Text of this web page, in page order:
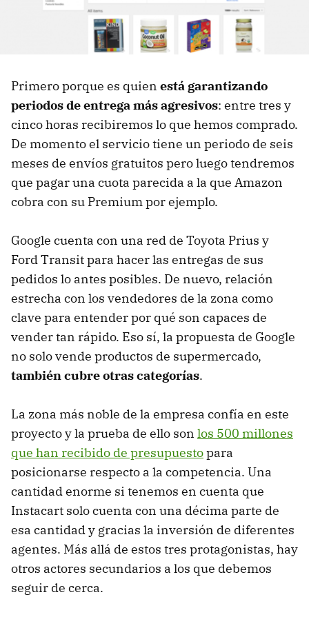
Primero porque es quien está garantizando
periodos de entrega más agresivos: entre tres y
cinco horas recibiremos lo que hemos comprado.
De momento el servicio tiene un periodo de seis
meses de envíos gratuitos pero luego tendremos
que pagar una cuota parecida a la que Amazon
cobra con su Premium por ejemplo.
Google cuenta con una red de Toyota Prius y
Ford Transit para hacer las entregas de sus
pedidos lo antes posibles. De nuevo, relación
estrecha con los vendedores de la zona como
clave para entender por qué son capaces de
vender tan rápido. Eso sí, la propuesta de Google
no solo vende productos de supermercado,
también cubre otras categorías.
La zona más noble de la empresa confía en este
proyecto y la prueba de ello son los 500 millones
que han recibido de presupuestopara
posicionarse respecto a la competencia. Una
cantidad enorme si tenemos en cuenta que
Instacart solo cuenta con una décima parte de
esa cantidad y gracias la inversión de diferentes
agentes. Más allá de estos tres protagonistas, hay
otros actores secundarios a los que debemos
seguir de cerca.